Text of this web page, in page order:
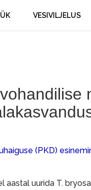
VESIVILJELUS
(PKD)
aastal uurida T.